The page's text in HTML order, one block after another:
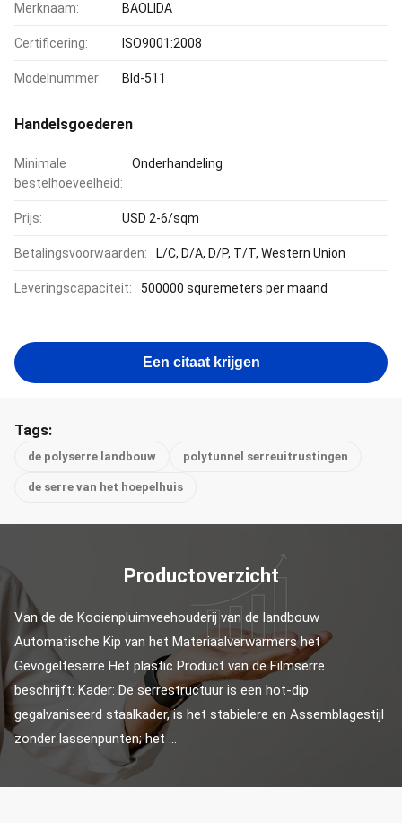
Merknaam: BAOLIDA
Certificering: ISO9001:2008
Modelnummer: Bld-511
Handelsgoederen
Minimale
bestelhoeveelheid:
Onderhandeling
Prijs: USD 2-6/sqm
Betalingsvoorwaarden: L/C, D/A, D/P, T/T, Western Union
Leveringscapaciteit: 500000 squremeters per maand
Een citaat krijgen
Tags:
de polyserre landbouw polytunnel serreuitrustingen
de serre van het hoepelhuis
Productoverzicht
Van de de Kooienpluimveehouderij van de landbouw
Automatische Kip van het Materiaalverwarmers het
Gevogelteserre Het plastic Product van de Filmserre
beschrijft: Kader: De serrestructuur is een hot-dip
gegalvaniseerd staalkader, is het stabielere en Assemblagestijl
zonder lassenpunten; het ...